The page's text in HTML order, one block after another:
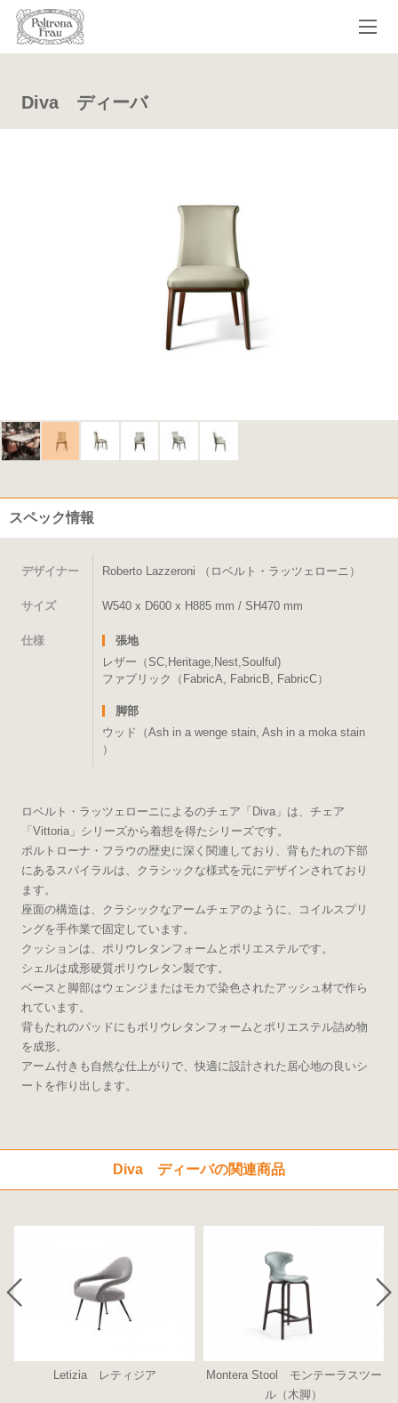
Diva ディーバ
スペック情報
デザイナー Roberto Lazzeroni （ロベルト・ラッツェローニ）
サイズ W540 x D600 x H885 mm / SH470 mm
仕様
張地
レザー（SC,Heritage,Nest,Soulful)
ファブリック（FabricA, FabricB, FabricC）
脚部
ウッド（Ash in a wenge stain, Ash in a moka stain
）
ロベルト・ラッツェローニによるのチェア「Diva」は、チェア
「Vittoria」シリーズから着想を得たシリーズです。
ポルトローナ・フラウの歴史に深く関連しており、背もたれの下部
にあるスパイラルは、クラシックな様式を元にデザインされており
ます。
座面の構造は、クラシックなアームチェアのように、コイルスプリ
ングを手作業で固定しています。
クッションは、ポリウレタンフォームとポリエステルです。
シェルは成形硬質ポリウレタン製です。
ベースと脚部はウェンジまたはモカで染色されたアッシュ材で作ら
れています。
背もたれのパッドにもポリウレタンフォームとポリエステル詰め物
を成形。
アーム付きも自然な仕上がりで、快適に設計された居心地の良いシ
ートを作り出します。
Diva ディーバの関連商品
Letizia レティジア
Montera Stool モンテーラスツー
ル（木脚）